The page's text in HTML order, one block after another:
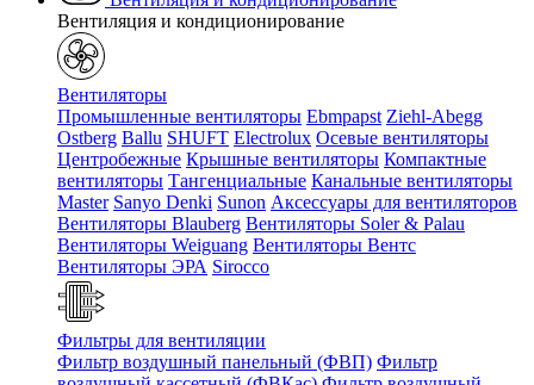
Вентиляция и кондиционирование
Вентиляторы
Промышленные вентиляторы Ebmpapst Ziehl-Abegg
Ostberg Ballu SHUFT Electrolux Осевые вентиляторы
Центробежные Крышные вентиляторы Компактные
вентиляторы Тангенциальные Канальные вентиляторы
Master Sanyo Denki Sunon Аксессуары для вентиляторов
Вентиляторы Blauberg Вентиляторы Soler & Palau
Вентиляторы Weiguang Вентиляторы Вентс
Вентиляторы ЭРА Sirocco
Фильтры для вентиляции
Фильтр воздушный панельный (ФВП) Фильтр